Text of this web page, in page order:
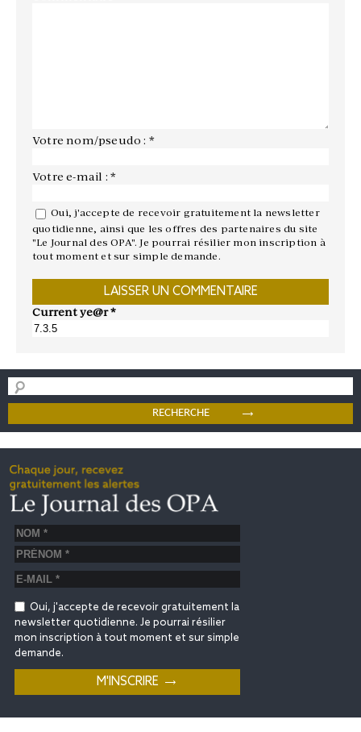
Votre nom/pseudo : *
Votre e-mail : *
Oui, j'accepte de recevoir gratuitement la newsletter
quotidienne, ainsi que les offres des partenaires du site
"Le Journal des OPA". Je pourrai résilier mon inscription à
tout moment et sur simple demande.
Current ye@r*
Oui, j'accepte de recevoir gratuitement la
newsletter quotidienne. Je pourrai résilier
mon inscription à tout moment et sur simple
demande.